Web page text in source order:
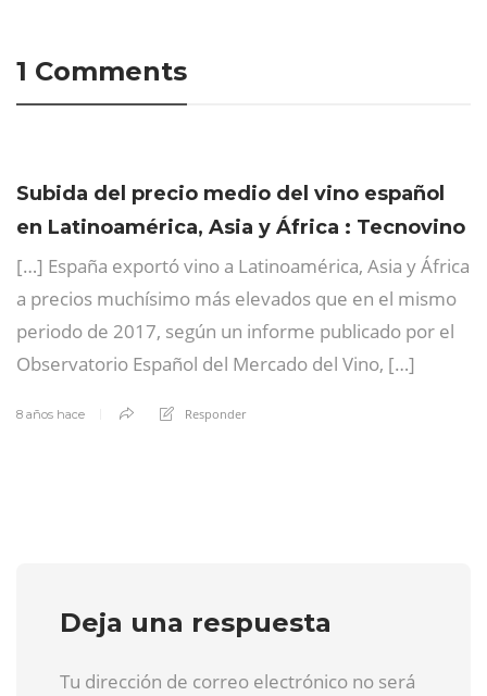
1 Comments
Subida del precio medio del vino español
en Latinoamérica, Asia y África : Tecnovino
[…] España exportó vino a Latinoamérica, Asia y África
a precios muchísimo más elevados que en el mismo
periodo de 2017, según un informe publicado por el
Observatorio Español del Mercado del Vino, […]
8 años hace Responder
Deja una respuesta
Tu dirección de correo electrónico no será